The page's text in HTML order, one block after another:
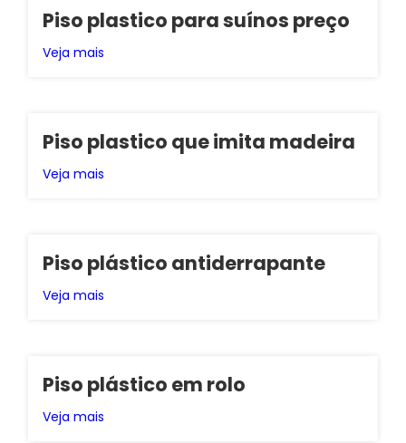
Piso plastico para suínos preço
Veja mais
Piso plastico que imita madeira
Veja mais
Piso plástico antiderrapante
Veja mais
Piso plástico em rolo
Veja mais